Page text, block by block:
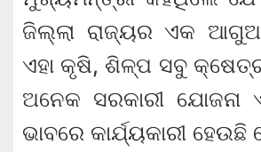
ଜିଲ୍ଲା ରାଜ୍ୟର ଏକ
ଏହା କୃଷି, ଶିଳ୍ପ ସବୁ
ଅନେକ ସରକାରୀ ଯୋଜନା
ଭାବରେ କାର୍ଯ୍ୟକାରୀ